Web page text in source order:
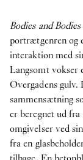
Bodies and Bodies
portrætgenren og
interaktion med
Langsomt vokser
Overgadens gulv.
sammensætning
er beregnet ud
omgivelser ved
fra en